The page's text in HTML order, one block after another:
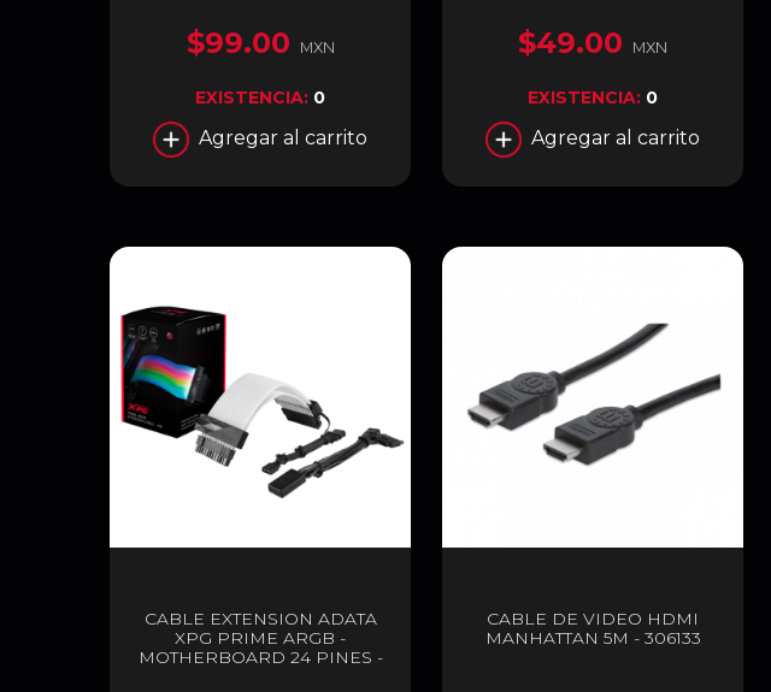
$99.00 MXN
EXISTENCIA: 0
Agregar al carrito
$49.00 MXN
EXISTENCIA: 0
Agregar al carrito
CABLE EXTENSION ADATA
XPG PRIME ARGB -
MOTHERBOARD 24 PINES -
CABLE DE VIDEO HDMI
MANHATTAN 5M - 306133